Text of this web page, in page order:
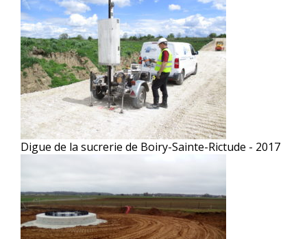
Digue de la sucrerie de Boiry-Sainte-Rictude - 2017